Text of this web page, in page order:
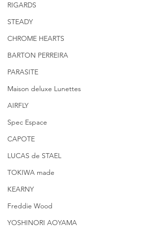
RIGARDS
STEADY
CHROME HEARTS
BARTON PERREIRA
PARASITE
Maison deluxe Lunettes
AIRFLY
Spec Espace
CAPOTE
LUCAS de STAEL
TOKIWA made
KEARNY
Freddie Wood
YOSHINORI AOYAMA